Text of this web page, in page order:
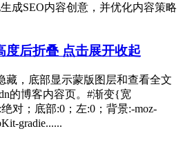
成SEO内容创意，并优化内容策略
度后折叠 点击展开收起
藏，底部显示蒙版图层和查看全文
的博客内容页。#渐变{宽
对；底部:0；左:0；背景:-moz-
gradie......